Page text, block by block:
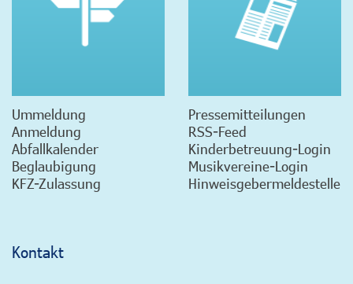
Ummeldung
Anmeldung
Abfallkalender
Beglaubigung
KFZ-Zulassung
Pressemitteilungen
RSS-Feed
Kinderbetreuung-Login
Musikvereine-Login
Hinweisgebermeldestelle
Kontakt